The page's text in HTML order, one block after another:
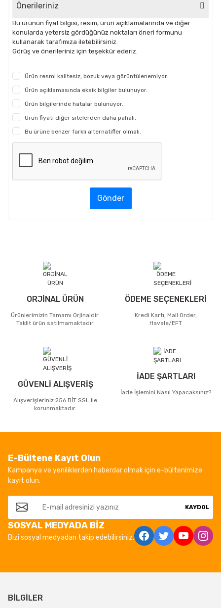
Önerileriniz
Bu ürünün fiyat bilgisi, resim, ürün açıklamalarında ve diğer
konularda yetersiz gördüğünüz noktaları öneri formunu
kullanarak tarafımıza iletebilirsiniz.
Görüş ve önerileriniz için teşekkür ederiz.
Ürün resmi kalitesiz, bozuk veya görüntülenemiyor.
Ürün açıklamasında eksik bilgiler bulunuyor.
Ürün bilgilerinde hatalar bulunuyor.
Ürün fiyatı diğer sitelerden daha pahalı.
Bu ürüne benzer farklı alternatifler olmalı.
Gönder
ORJİNAL ÜRÜN
Ürünlerimizin Tamamı Orjinaldir.
Taklit ürün satılmamaktadır.
ÖDEME SEÇENEKLERİ
Kredi Kartı, Mail Order,
Havale/EFT
GÜVENLİ ALIŞVERİŞ
Alışverişleriniz 256 BİT SSL ile
korunmaktadır.
İADE ŞARTLARI
İade İşlemini Nasıl Yapacaksınız?
E-Bültene Kayıt Olun
Kampanya ve yeniliklerden haberdar olmak için e-bültenimize
kayıt olun.
KAYDOL
SOSYAL MEDYADA BİZ
Bizi sosyal medyadan takip edebilirsiniz.
BİLGİLER